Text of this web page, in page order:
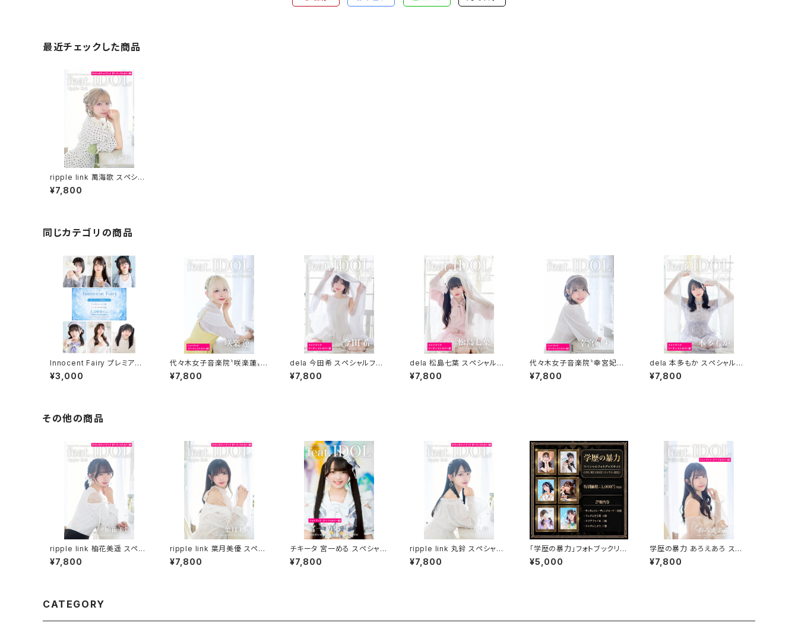
最近チェックした商品
ripple link 萬海歌 スペシャ
ルフォトブック
¥7,800
同じカテゴリの商品
Innocent Fairy プレミアムフ
ォトグッズパック
¥3,000
代々木女子音楽院〝咲楽蓮〟ス
ペシャルフォトブック＆公式フ
ォトブック
¥7,800
dela 今田希 スペシャルフォト
ブック＆公式プロモーションブ
ック
¥7,800
dela 松島七葉 スペシャルフ
ォトブック＆公式プロモーショ
ンブック
¥7,800
代々木女子音楽院〝幸宮妃
未〟スペシャルフォトブック＆公
式フォトブック
¥7,800
dela 本多もか スペシャルフ
ォトブック＆公式プロモーショ
ンブック
¥7,800
その他の商品
ripple link 柚花美遥 スペシ
ャルフォトブック
¥7,800
ripple link 葉月美優 スペシ
ャルフォトブック
¥7,800
チキータ 宮一める スペシャル
フォトブック
¥7,800
ripple link 丸鈴 スペシャル
フォトブック
¥7,800
「学歴の暴力」フォトブックリリ
ース記念オフィシャルフォトグ
ッズ限定販売！
¥5,000
学歴の暴力 あろえあろ スペ
シャルフォトブック
¥7,800
CATEGORY